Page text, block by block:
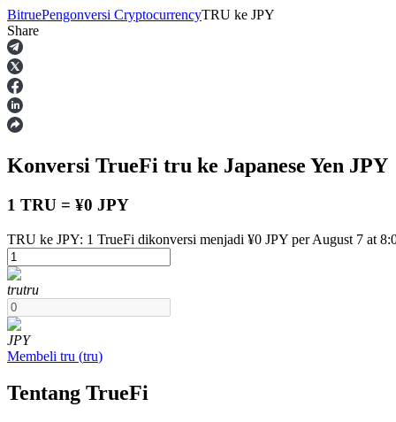
Berjangka
USDT Berjangka
Kontrak berjangka menggunakan USDT sebagai jaminannya
BitruePengonversi CryptocurrencyTRU ke JPY
Share
Konversi TrueFi tru ke Japanese Yen JPY
1 TRU = ¥0 JPY
TRU ke JPY: 1 TrueFi dikonversi menjadi ¥0 JPY per August 7 at
trutru
JPY
Membeli tru (tru)
Tentang TrueFi